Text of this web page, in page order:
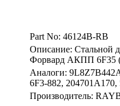
Part No: 46124B-RB
Описание: Стальной
Форвард АКПП 6F35
Аналоги:
6F3-882, 204701A170,
Производитель: